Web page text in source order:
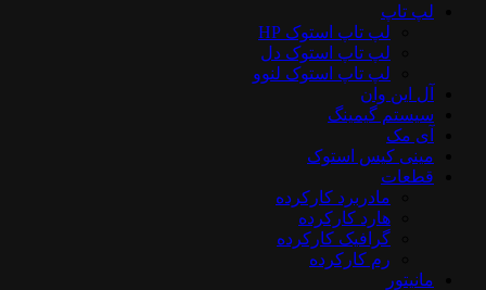
لپ تاپ
لپ تاپ استوک HP
لپ تاپ استوک دل
لپ تاپ استوک لنوو
آل این وان
سیستم گیمینگ
آی مک
مینی کیس استوک
قطعات
مادربرد کارکرده
هارد کارکرده
گرافیک کارکرده
رم کارکرده
مانیتور